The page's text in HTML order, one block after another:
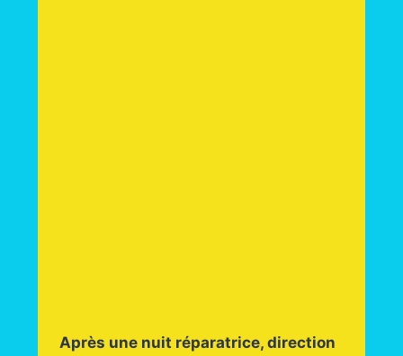
Après une nuit réparatrice, direction